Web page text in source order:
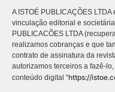
A ISTOÉ PUBLICAÇÕES
vinculação editorial e
PUBLICACÕES LTDA
realizamos cobranças e que
contrato de assinatura da
autorizamos terceiros a fazê-
conteúdo digital “https://